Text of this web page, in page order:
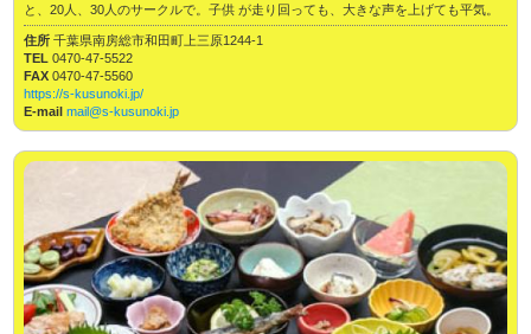
と、20人、30人のサークルで。子供 が走り回っても、大きな声を上げても平気。
住所千葉県南房総市和田町上三原1244-1
TEL0470-47-5522
FAX0470-47-5560
https://s-kusunoki.jp/
E-mailmail@s-kusunoki.jp